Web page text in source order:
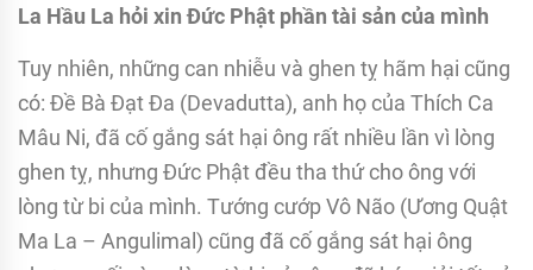
La Hầu La hỏi xin Đức Phật phần tài sản của mình
Tuy nhiên, những can nhiễu và ghen tỵ hãm hại cũng
có: Đề Bà Đạt Đa (Devadutta), anh họ của Thích Ca
Mâu Ni, đã cố gắng sát hại ông rất nhiều lần vì lòng
ghen tỵ, nhưng Đức Phật đều tha thứ cho ông với
lòng từ bi của mình. Tướng cướp Vô Não (Ương Quật
Ma La – Angulimal) cũng đã cố gắng sát hại ông